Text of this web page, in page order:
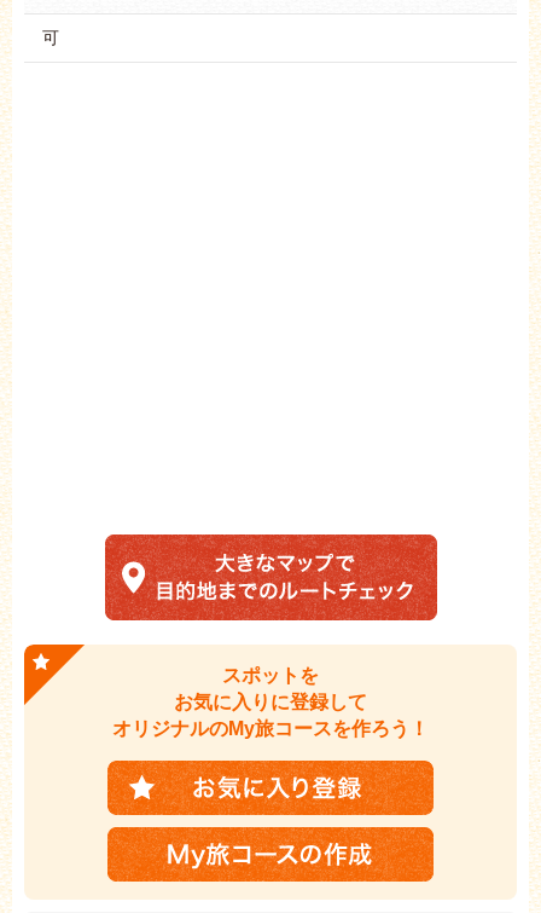
可
スポットを
お気に入りに登録して
オリジナルのMy旅コースを作ろう！